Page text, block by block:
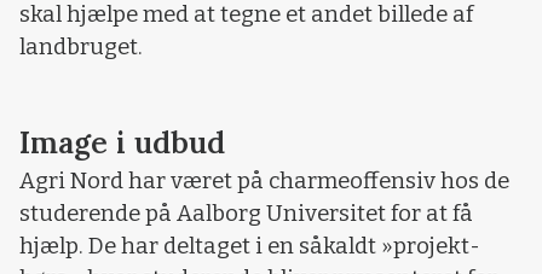
skal hjælpe med at tegne et andet billede af
landbruget.
Image i udbud
Agri Nord har været på charmeoffensiv hos de
studerende på Aalborg Universitet for at få
hjælp. De har deltaget i en såkaldt »projekt-